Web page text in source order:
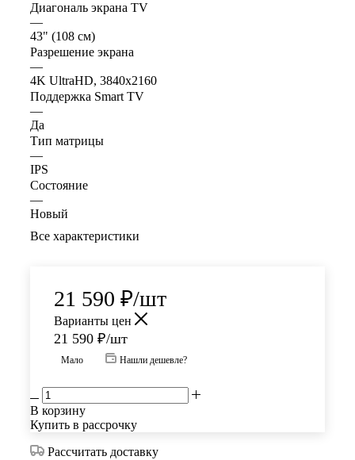
Диагональ экрана TV
—
43" (108 см)
Разрешение экрана
—
4K UltraHD, 3840x2160
Поддержка Smart TV
—
Да
Тип матрицы
—
IPS
Состояние
—
Новый
Все характеристики
21 590 ₽/шт
Варианты цен
21 590 ₽/шт
Мало Нашли дешевле?
В корзину
Купить в рассрочку
Рассчитать доставку